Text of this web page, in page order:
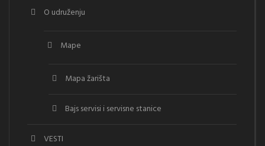
O udruženju
Mape
Mapa žarišta
Bajs servisi i servisne stanice
VESTI